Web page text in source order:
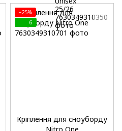
−25%
6
Кріплення для сноуборду